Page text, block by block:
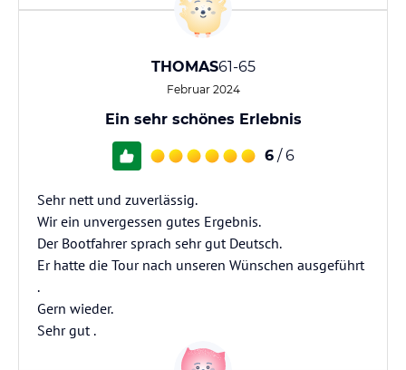
THOMAS61-65
Februar 2024
Ein sehr schönes Erlebnis
6 / 6
Sehr nett und zuverlässig.
Wir ein unvergessen gutes Ergebnis.
Der Bootfahrer sprach sehr gut Deutsch.
Er hatte die Tour nach unseren Wünschen ausgeführt
.
Gern wieder.
Sehr gut .